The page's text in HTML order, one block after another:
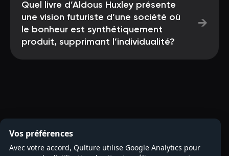
Quel livre d’Aldous Huxley présente
une vision futuriste d’une société où
le bonheur est synthétiquement
produit, supprimant l’individualité?
→
Vos préférences
Avec votre accord, Qulture utilise Google Analytics pour